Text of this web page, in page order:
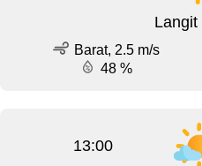
Langit
Barat, 2.5 m/s
48 %
13:00